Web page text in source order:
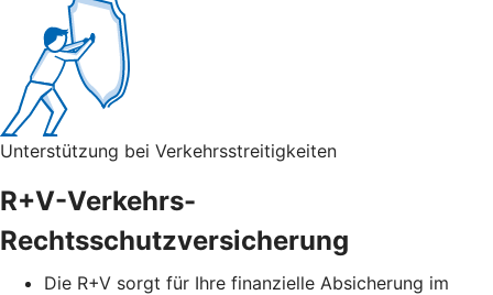
Unterstützung bei Verkehrsstreitigkeiten
R+V-Verkehrs-
Rechtsschutzversicherung
Die R+V sorgt für Ihre finanzielle Absicherung im